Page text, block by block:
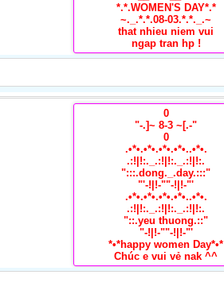
*.*.WOMEN'S DAY*.*
~._.*.*.08-03.*.*._.~
that nhieu niem vui
ngap tran hp !
0
"-.]~ 8-3 ~[.-"
0
.•*•.•*•.•*•.•*•..•*•.
.:!|!:._.:!|!:._.:!|!:.
":::.dong._.day.:::"
"'-!|!-""-!|!-"'
.•*•.•*•.•*•.•*•..•*•.
.:!|!:._.:!|!:._.:!|!:.
"::.yeu thuong.::"
"-!|!-""-!|!-"'
*•*happy women Day*•*
Chúc e vui vẻ nak ^^